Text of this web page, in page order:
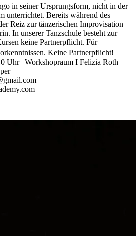
in seiner Ursprungsform, nicht in der
unterrichtet. Bereits während des
Reiz zur tänzerischen Improvisation
In unserer Tanzschule besteht zur
keine Partnerpflicht. ​ Für
Keine Partnerpflicht!
Uhr | Workshopraum I Felizia Roth